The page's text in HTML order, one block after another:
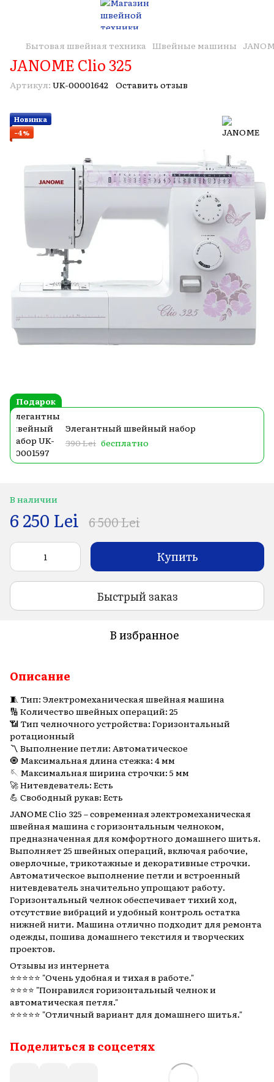
Бытовая швейная техника Швейные машины
JANOME Clio 325
Артикул: UK-00001642 Оставить отзыв
Новинка
−4%
Подарок
Элегантный швейный набор
390 Lei бесплатно
В наличии
6 250 Lei 6 500 Lei
Купить
Быстрый заказ
В избранное
Описание
🧵 Тип: Электромеханическая швейная машина
🔢 Количество швейных операций: 25
📶 Тип челночного устройства: Горизонтальный
ротационный
〽️ Выполнение петли: Автоматическое
🧿 Максимальная длина стежка: 4 мм
🪡 Максимальная ширина строчки: 5 мм
🚀 Нитевдеватель: Есть
💪 Свободный рукав: Есть
JANOME Clio 325 – современная электромеханическая
швейная машина с горизонтальным челноком,
предназначенная для комфортного домашнего шитья.
Выполняет 25 швейных операций, включая рабочие,
оверлочные, трикотажные и декоративные строчки.
Автоматическое выполнение петли и встроенный
нитевдеватель значительно упрощают работу.
Горизонтальный челнок обеспечивает тихий ход,
отсутствие вибраций и удобный контроль остатка
нижней нити. Машина отлично подходит для ремонта
одежды, пошива домашнего текстиля и творческих
проектов.
Отзывы из интернета
⭐️⭐️⭐️⭐️⭐️ "Очень удобная и тихая в работе."
⭐️⭐️⭐️⭐️ "Понравился горизонтальный челнок и
автоматическая петля."
⭐️⭐️⭐️⭐️⭐️ "Отличный вариант для домашнего шитья."
Поделиться в соцсетях